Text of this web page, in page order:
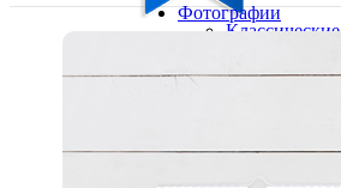
Фотографии
Классические
10х10
15х20